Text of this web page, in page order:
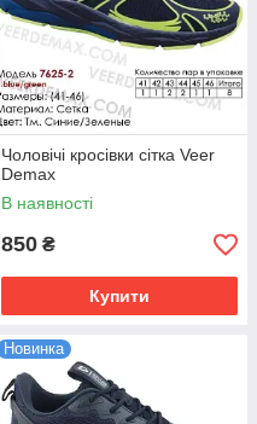
Чоловічі кросівки сітка Veer
Demax
В наявності
850 ₴
Купити
Новинка